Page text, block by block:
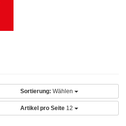
Sortierung: Wählen
Artikel pro Seite 12